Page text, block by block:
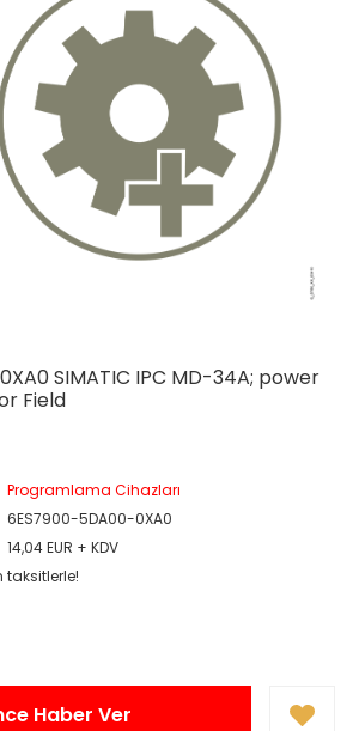
SIMATIC IPC MD-34A; power
Field
Programlama Cihazları
6ES7900-5DA00-0XA0
14,04 EUR + KDV
taksitlerle!
Haber Ver